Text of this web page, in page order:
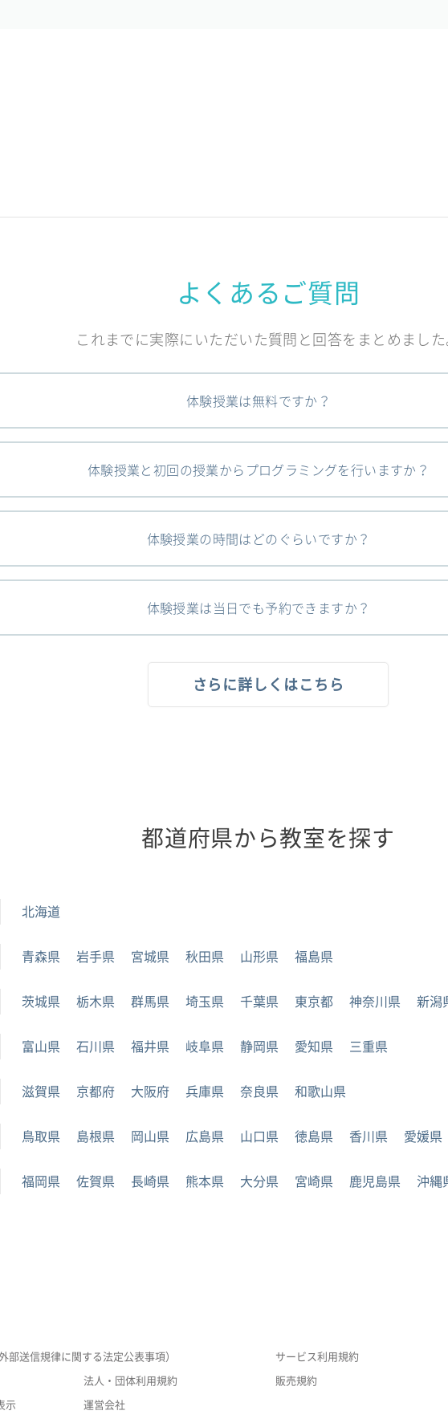
よくあるご質問
これまでに実際にいただいた質問と回答をまとめまし
体験授業は無料ですか？
体験授業と初回の授業からプログラミングを行いますか？
体験授業の時間はどのぐらいですか？
体験授業は当日でも予約できますか？
さらに詳しくはこちら
都道府県から教室を探す
北海道
青森県 岩手県 宮城県 秋田県 山形県 福島県
茨城県 栃木県 群馬県 埼玉県 千葉県 東京都 神奈川県 新潟
富山県 石川県 福井県 岐阜県 静岡県 愛知県 三重県
滋賀県 京都府 大阪府 兵庫県 奈良県 和歌山県
鳥取県 島根県 岡山県 広島県 山口県 徳島県 香川県 愛媛県
福岡県 佐賀県 長崎県 熊本県 大分県 宮崎県 鹿児島県 沖縄
部送信規律に関する法定公表事項） サービス利用規約
法人・団体利用規約 販売規約
示 運営会社